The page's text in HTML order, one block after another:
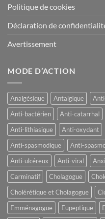
Politique de cookies
Déclaration de
Avertissement
MODE D’ACTION
Analgésique Antalgique
Anti-bactérien
Anti-catarrhal
Anti-lithiasique
Anti-oxydant
Anti-spasmodique
Anti-
Anti-ulcéreux
Anti-viral
Carminatif
Cholagogue
Cholérétique et Cholagogue
Emménagogue
Eupeptique